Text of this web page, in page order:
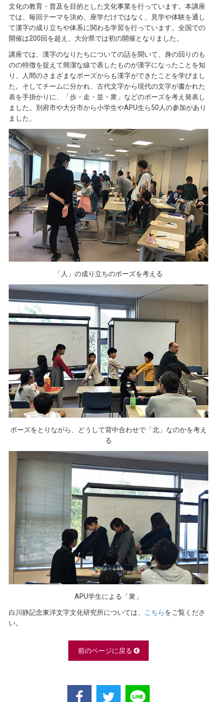
文化の教育・普及を目的とした文化事業を行っています。本講座
では、毎回テーマを決め、座学だけではなく、見学や体験を通し
て漢字の成り立ちや体系に関わる学習を行っています。全国での
開催は200回を超え、大分県では初の開催となりました。
講座では、漢字のなりたちについての話を聞いて、身の回りのも
のの特徴を捉えて簡潔な線で表したものが漢字になったことを知
り、人間のさまざまなポーズからも漢字ができたことを学びまし
た。そしてチームに分かれ、古代文字から現代の文字が書かれた
表を手掛かりに、「歩・走・並・衆」などのポーズを考え発表し
ました。別府市や大分市から小学生やAPU生ら50人の参加があり
ました。
「人」の成り立ちのポーズを考える
ポーズをとりながら、どうして背中合わせで「北」なのかを考え
る
APU学生による「衆」
白川静記念東洋文字文化研究所については、 こちらをご覧くださ
い。
前のページに戻る